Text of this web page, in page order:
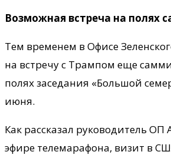
Возможная встреча на полях
Тем временем в Офисе
на встречу с Трампом еще
полях заседания «Большой
июня.
Как рассказал руководитель
эфире телемарафона, визит в